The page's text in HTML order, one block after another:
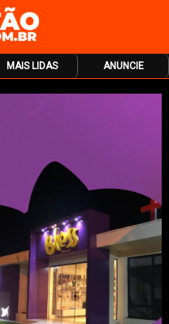
MAIS LIDAS ANUNCIE